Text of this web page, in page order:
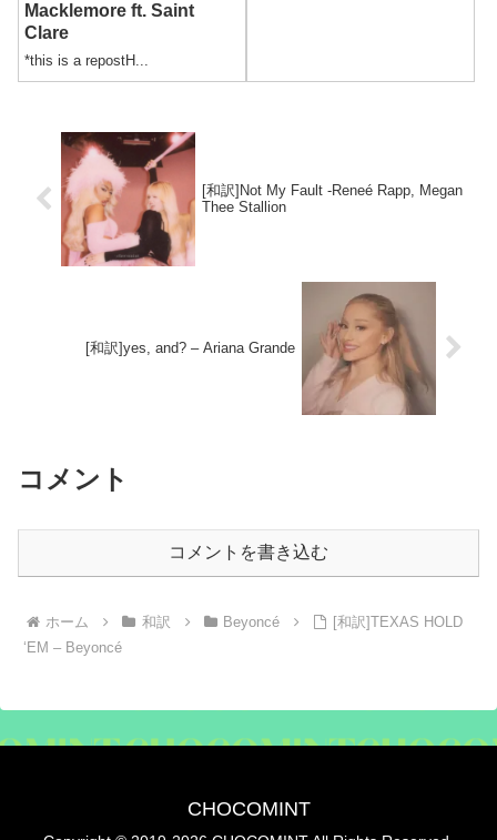
Macklemore ft. Saint
Clare
*this is a repostH...
[和訳]Not My Fault -Reneé Rapp, Megan
Thee Stallion
[和訳]yes, and? – Ariana Grande
コメント
コメントを書き込む
ホーム 和訳 Beyoncé
[和訳]TEXAS HOLD
‘EM – Beyoncé
CHOCOMINT